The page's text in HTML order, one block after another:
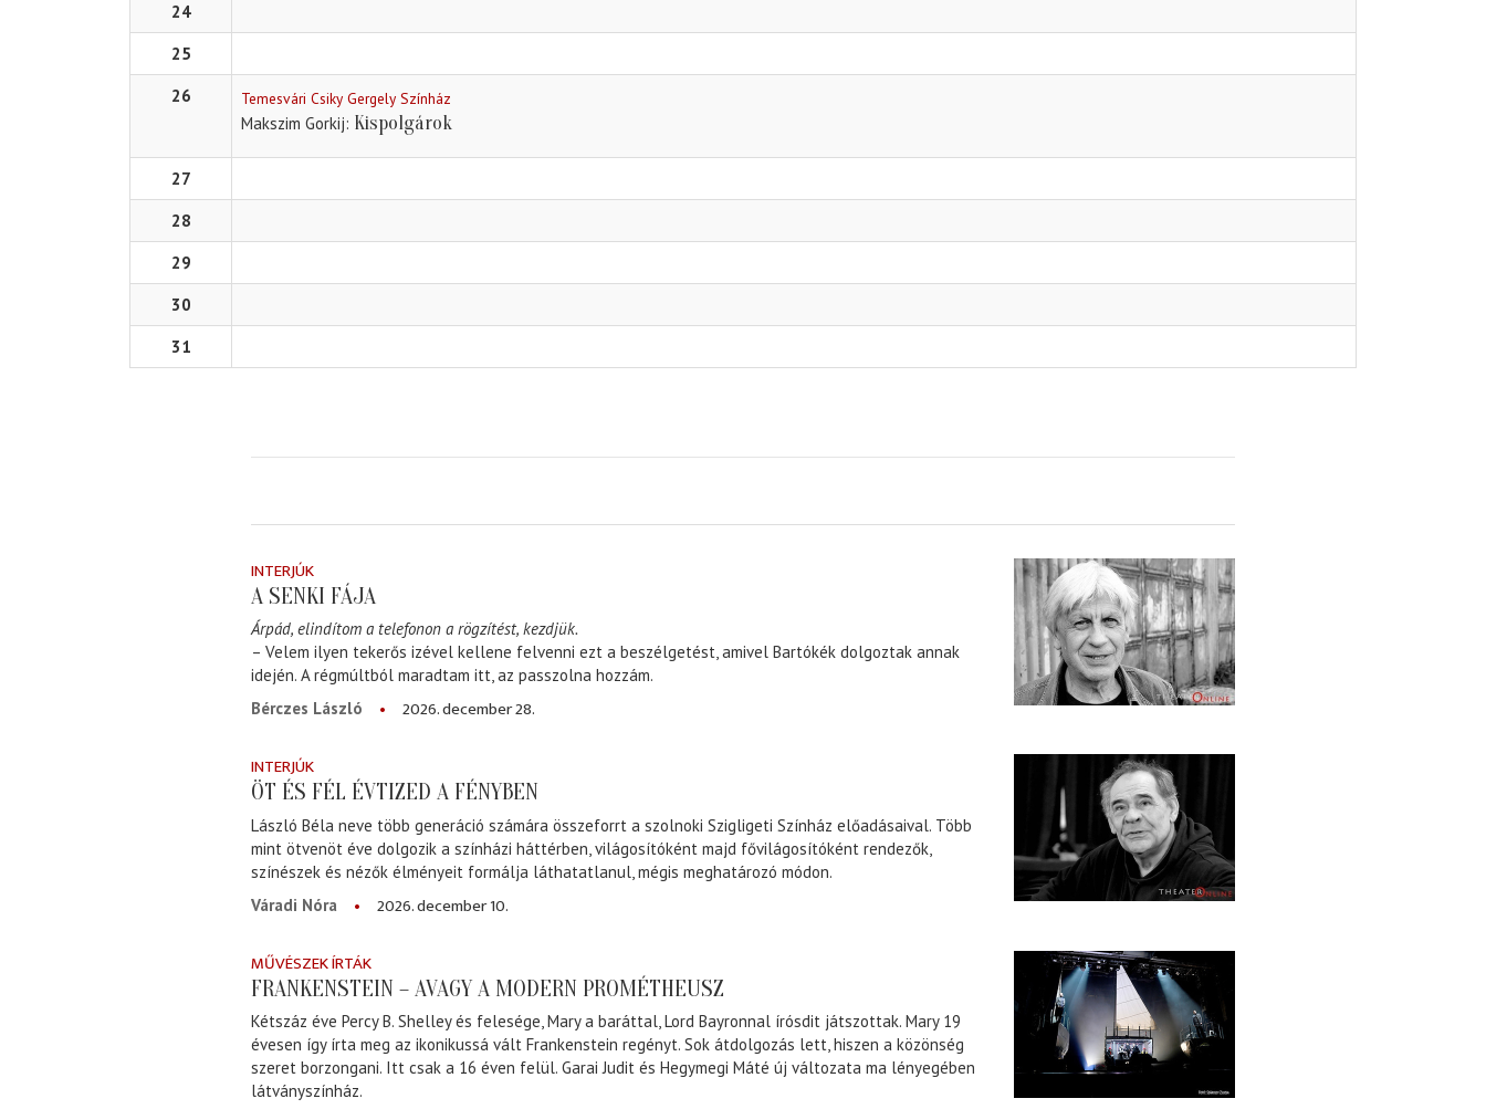
24
25
26
Temesvári Csiky Gergely Színház
Makszim Gorkij Kispolgárok
27
28
29
30
31
INTERJÚK
A SENKI FÁJA
Árpád, elindítom a telefonon a rögzítést, kezdjük.
– Velem ilyen tekerős izével kellene felvenni ezt a beszélgetést, amivel Bartókék dolgoztak annak
idején. A régmúltból maradtam itt, az passzolna hozzám.
Bérczes László
2026. december 28.
INTERJÚK
ÖT ÉS FÉL ÉVTIZED A FÉNYBEN
László Béla neve több generáció számára összeforrt a szolnoki Szigligeti Színház előadásaival. Több
mint ötvenöt éve dolgozik a színházi háttérben, világosítóként majd fővilágosítóként rendezők,
színészek és nézők élményeit formálja láthatatlanul, mégis meghatározó módon.
Váradi Nóra
2026. december 10.
MŰVÉSZEK ÍRTÁK
FRANKENSTEIN – AVAGY A MODERN PROMÉTHEUSZ
Kétszáz éve Percy B. Shelley és felesége, Mary a baráttal, Lord Bayronnal írósdit játszottak. Mary 19
évesen így írta meg az ikonikussá vált Frankenstein regényt. Sok átdolgozás lett, hiszen a közönség
szeret borzongani. Itt csak a 16 éven felül. Garai Judit és Hegymegi Máté új változata ma lényegében
látványszínház.